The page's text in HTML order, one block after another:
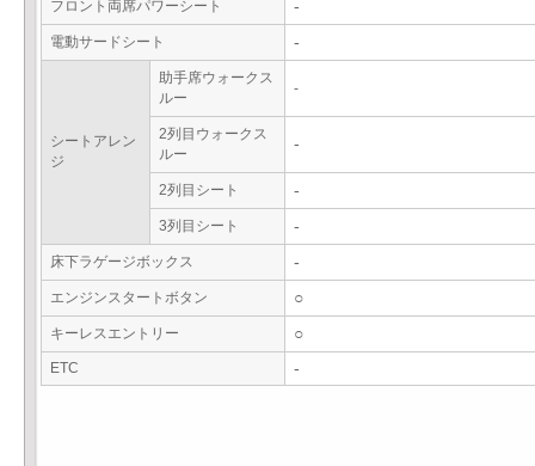
フロント両席パワーシート -
電動サードシート -
シートアレン
ジ
助手席ウォークス
ルー
-
2列目ウォークス
ルー
-
2列目シート -
3列目シート -
床下ラゲージボックス -
エンジンスタートボタン ○
キーレスエントリー ○
ETC -